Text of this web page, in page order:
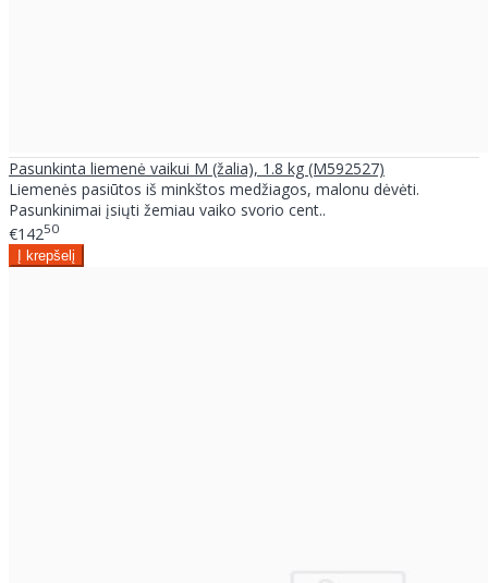
Pasunkinta liemenė vaikui M (žalia), 1.8 kg (M592527)
Liemenės pasiūtos iš minkštos medžiagos, malonu dėvėti.
Pasunkinimai įsiųti žemiau vaiko svorio cent..
€14250